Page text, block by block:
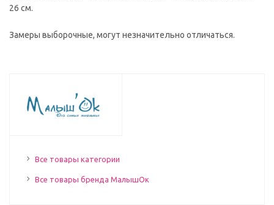
26 см.
Замеры выборочные, могут незначительно отличаться.
Все товары категории
Все товары бренда МалышОк